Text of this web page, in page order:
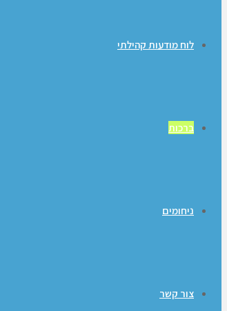
לוח מודעות קהילתי
ברכות
ניחומים
צור קשר